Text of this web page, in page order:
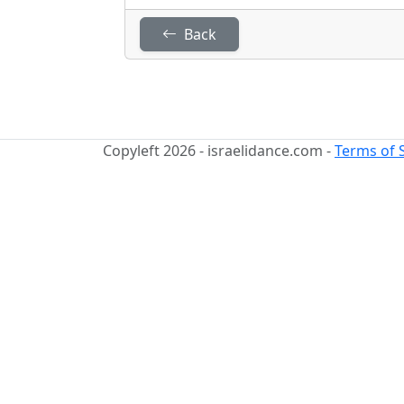
Back
Copyleft 2026 - israelidance.com -Terms of